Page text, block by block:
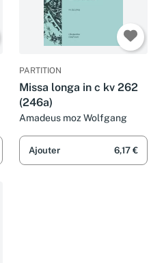
PARTITION
Missa longa in c kv 262
(246a)
Amadeus moz Wolfgang
Ajouter 6,17 €